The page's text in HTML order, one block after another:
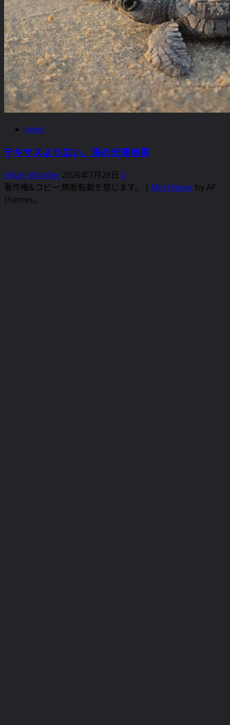
news
テキサスより広い、海の光害地帯
Hikari Wooder 2026年7月28日 0
著作権&コピー;無断転載を禁じます。
| MoreNews by AF
themes。